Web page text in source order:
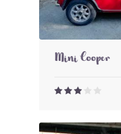
Mini Cooper